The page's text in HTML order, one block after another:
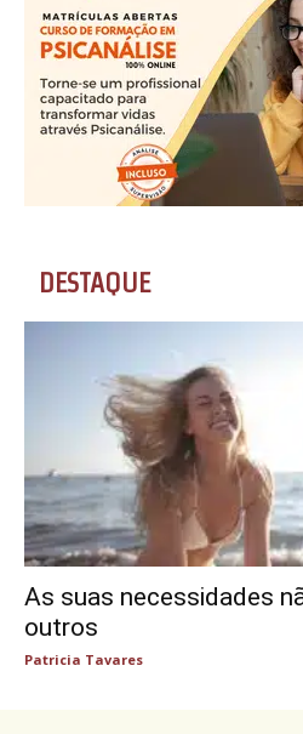
DESTAQUE
As suas necessidades
outros
Patricia Tavares